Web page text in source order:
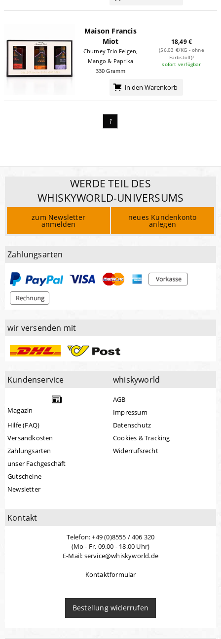
Maison Francis
Miot
Chutney Trio Feigen,
Mango & Paprika
330 Gramm
18,49 €
(56,03 €/KG - ohne
Farbstoff)¹
sofort verfügbar
in den Warenkorb
1
WERDE TEIL DES
WHISKYWORLD-UNIVERSUMS
zum Newsletter
anmelden
neues Kundenkonto
anlegen
Zahlungsarten
wir versenden mit
Kundenservice
Magazin
Hilfe (FAQ)
Versandkosten
Zahlungsarten
unser Fachgeschäft
Gutscheine
Newsletter
whiskyworld
AGB
Impressum
Datenschutz
Cookies & Tracking
Widerrufsrecht
Kontakt
Telefon: +49 (0)8555 / 406 320
(Mo - Fr. 09.00 - 18.00 Uhr)
E-Mail: service@whiskyworld.de
Kontaktformular
Bestellung widerrufen